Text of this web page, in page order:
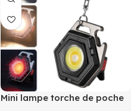
Mini lampe torche de poche